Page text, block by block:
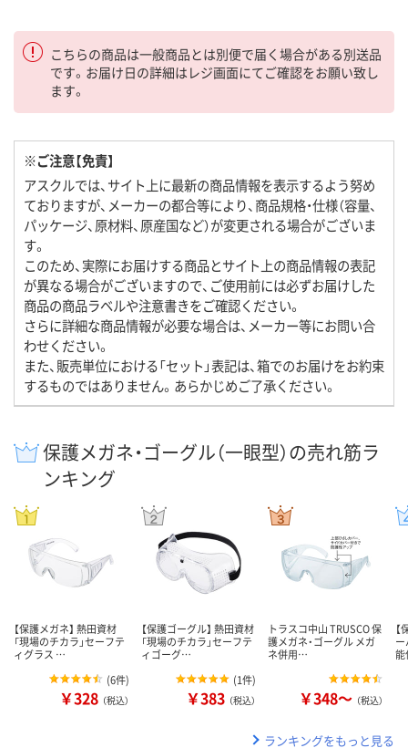
こちらの商品は一般商品とは別便で届く場合がある別送品
です。お届け日の詳細はレジ画面にてご確認をお願い致し
ます。
※ご注意【免責】
アスクルでは、サイト上に最新の商品情報を表示するよう努め
ておりますが、メーカーの都合等により、商品規格・仕様（容量、
パッケージ、原材料、原産国など）が変更される場合がございま
す。
このため、実際にお届けする商品とサイト上の商品情報の表記
が異なる場合がございますので、ご使用前には必ずお届けした
商品の商品ラベルや注意書きをご確認ください。
さらに詳細な商品情報が必要な場合は、メーカー等にお問い合
わせください。
また、販売単位における「セット」表記は、箱でのお届けをお約束
するものではありません。あらかじめご了承ください。
保護メガネ・ゴーグル（一眼型）の売れ筋ラ
ンキング
【保護メガネ】 熱田資材
「現場のチカラ」セーフテ
ィグラス …
(6件)
￥328 （税込）
【保護ゴーグル】 熱田資材
「現場のチカラ」セーフテ
ィゴーグ…
(1件)
￥383 （税込）
トラスコ中山 TRUSCO 保
護メガネ・ゴーグル メガ
ネ併用…
￥348～ （税込）
ランキングをもっと見る